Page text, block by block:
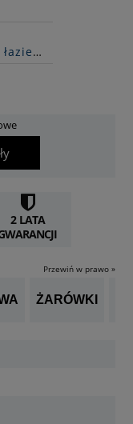
2 LATA
Przewiń w prawo »
ŻARÓWKI